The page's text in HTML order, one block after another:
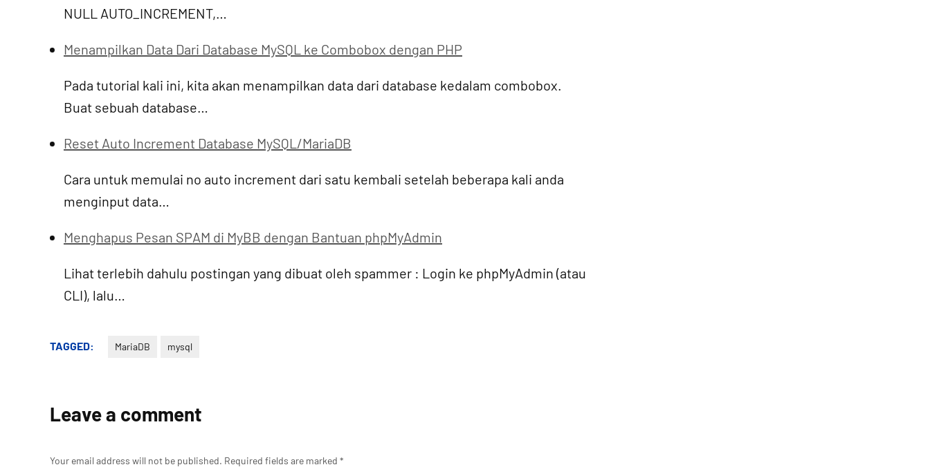
NULL AUTO_INCREMENT,…
Menampilkan Data Dari Database MySQL ke Combobox dengan PHP
Pada tutorial kali ini, kita akan menampilkan data dari database kedalam combobox.
Buat sebuah database…
Reset Auto Increment Database MySQL/MariaDB
Cara untuk memulai no auto increment dari satu kembali setelah beberapa kali anda
menginput data…
Menghapus Pesan SPAM di MyBB dengan Bantuan phpMyAdmin
Lihat terlebih dahulu postingan yang dibuat oleh spammer : Login ke phpMyAdmin (atau
CLI), lalu…
TAGGED: MariaDB mysql
Leave a comment
Your email address will not be published. Required fields are marked *